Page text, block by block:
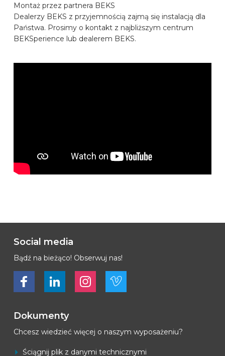
PL
Montaż przez partnera BEKS
Dealerzy BEKS z przyjemnością zajmą się instalacją dla
Państwa. Prosimy o kontakt z najbliższym centrum
BEKSperience lub dealerem BEKS.
Social media
Bądź na bieżąco! Obserwuj nas!
Bekijk ons op FacebookBekijk ons op LinkedInBekijk ons op LinkedInBekijk ons op Vimeo
Dokumenty
Chcesz wiedzieć więcej o naszym wyposażeniu?
Ściągnij plik z danymi technicznymi